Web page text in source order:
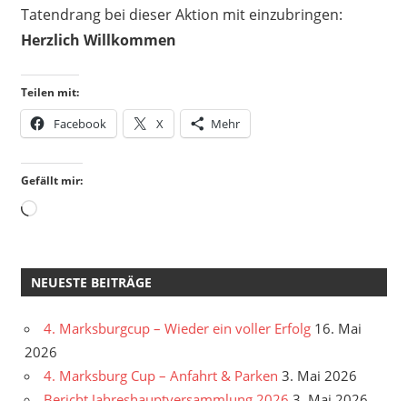
Tatendrang bei dieser Aktion mit einzubringen:
Herzlich Willkommen
Teilen mit:
Facebook X Mehr
Gefällt mir:
Wird
NEUESTE BEITRÄGE
4. Marksburgcup – Wieder ein voller Erfolg 16. Mai
2026
4. Marksburg Cup – Anfahrt & Parken 3. Mai 2026